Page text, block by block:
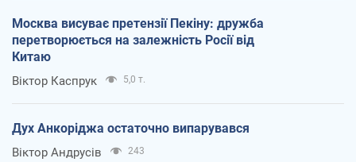
Москва висуває претензії Пекіну: дружба
перетворюється на залежність Росії від
Китаю
Віктор Каспрук 5,0 т.
Дух Анкоріджа остаточно випарувався
Віктор Андрусів 243